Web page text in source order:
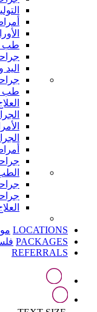
طب
طب
LOCATIONS
PACKAGES
REFERRALS